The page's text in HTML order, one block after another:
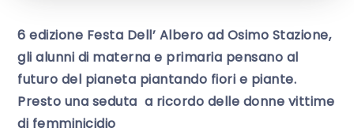
6 edizione Festa Dell’ Albero ad Osimo Stazione,
gli alunni di materna e primaria pensano al
futuro del pianeta piantando fiori e piante.
Presto una seduta a ricordo delle donne vittime
di femminicidio